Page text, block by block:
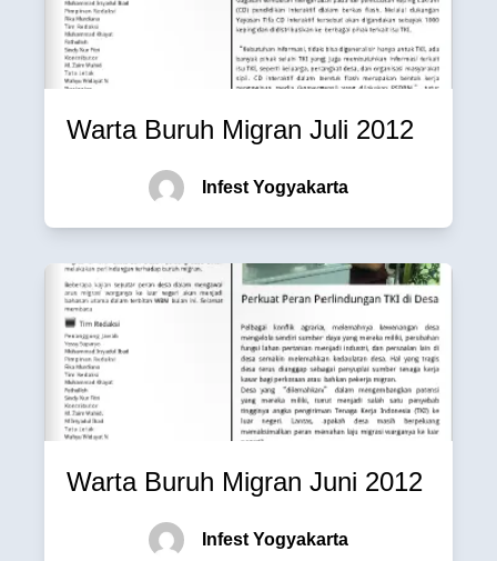
Warta Buruh Migran Juli 2012
Infest Yogyakarta
Warta Buruh Migran Juni 2012
Infest Yogyakarta